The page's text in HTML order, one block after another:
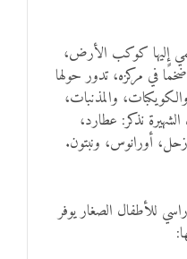
إليها كوكب الأرض،
في مركزه، تدور حولها
والمذنبات،
نذكر: عطارد،
أورانوس، ونبتون.
للأطفال الصغار يوفر